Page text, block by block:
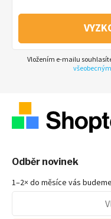
Vložením e-mailu
Odběr novinek
1–2× do měsíce vás